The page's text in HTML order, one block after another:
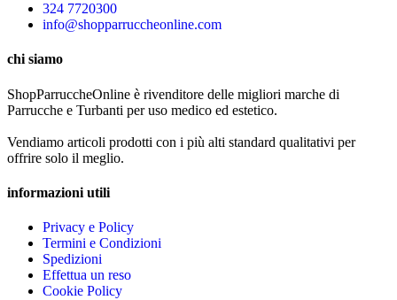
324 7720300
info@shopparruccheonline.com
chi siamo
ShopParruccheOnline è rivenditore delle migliori marche di
Parrucche e Turbanti per uso medico ed estetico.
Vendiamo articoli prodotti con i più alti standard qualitativi per
offrire solo il meglio.
informazioni utili
Privacy e Policy
Termini e Condizioni
Spedizioni
Effettua un reso
Cookie Policy